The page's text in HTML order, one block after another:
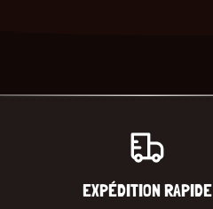
EXPÉDITION RAPIDE